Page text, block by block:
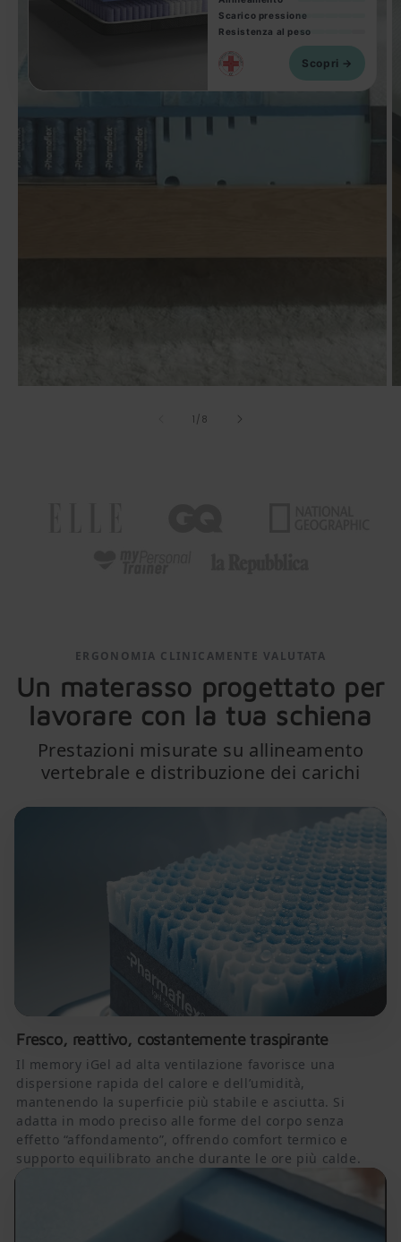
1 /of
8
Scarico pressione
Resistenza al peso
Scopri →
ERGONOMIA CLINICAMENTE VALUTATA
Un materasso progettato per
lavorare con la tua schiena
Prestazioni misurate su allineamento
vertebrale e distribuzione dei carichi
Fresco, reattivo, costantemente traspirante
Il memory iGel ad alta ventilazione favorisce una
dispersione rapida del calore e dell’umidità,
mantenendo la superficie più stabile e asciutta. Si
adatta in modo preciso alle forme del corpo senza
effetto “affondamento”, offrendo comfort termico e
supporto equilibrato anche durante le ore più calde.